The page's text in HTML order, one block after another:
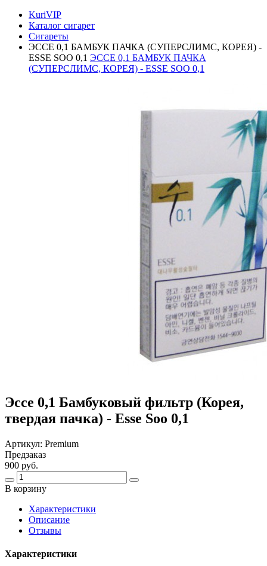
KuriVIP
Каталог сигарет
Сигареты
ЭССЕ 0,1 БАМБУК ПАЧКА (СУПЕРСЛИМС, КОРЕЯ) -
ESSE SOO 0,1 ЭССЕ 0,1 БАМБУК ПАЧКА
(СУПЕРСЛИМС, КОРЕЯ) - ESSE SOO 0,1
Эссе 0,1 Бамбуковый фильтр (Корея,
твердая пачка) - Esse Soo 0,1
Артикул: Premium
Предзаказ
900 руб.
В корзину
Харaктеристики
Описание
Отзывы
Характеристики